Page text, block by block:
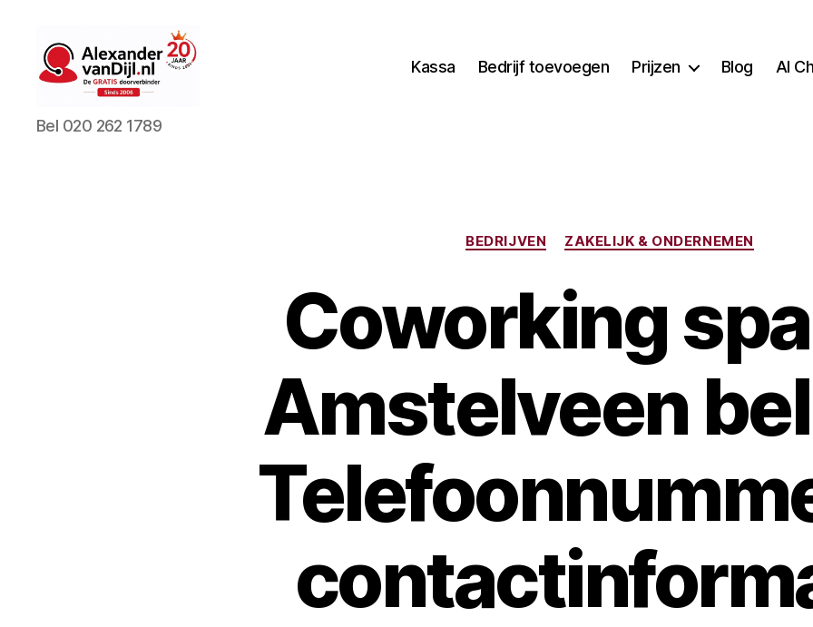
AlexandervanDijl.nl
Bel 020 262 1789
Kassa Bedrijf toevoegen Prijzen Blog
AI
Categorieën
BEDRIJVEN ZAKELIJK & ONDERNEMEN
Coworking
Amstelveen